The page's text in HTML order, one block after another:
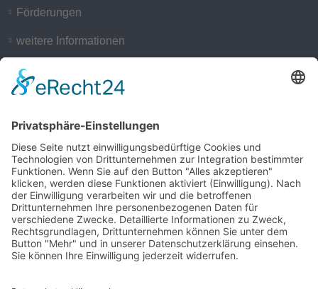
Förderungen
weitere Informationen